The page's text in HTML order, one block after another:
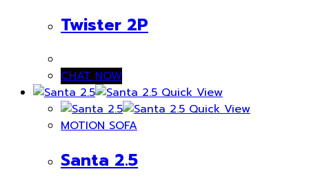
Twister 2P
CHAT NOW
Quick View
Quick View
MOTION SOFA
Santa 2.5